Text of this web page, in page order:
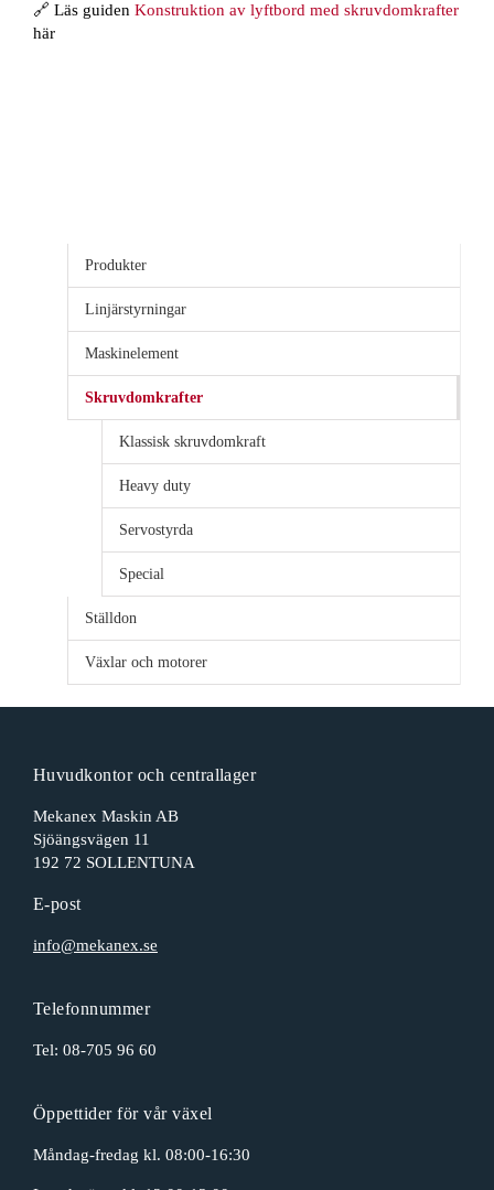
🔗 Läs guiden Konstruktion av lyftbord med skruvdomkrafter
här
Produkter
Linjärstyrningar
Maskinelement
Skruvdomkrafter
Klassisk skruvdomkraft
Heavy duty
Servostyrda
Special
Ställdon
Växlar och motorer
Huvudkontor och centrallager
Mekanex Maskin AB
Sjöängsvägen 11
192 72 SOLLENTUNA
E-post
info@mekanex.se
Telefonnummer
Tel: 08-705 96 60
Öppettider för vår växel
Måndag-fredag kl. 08:00-16:30